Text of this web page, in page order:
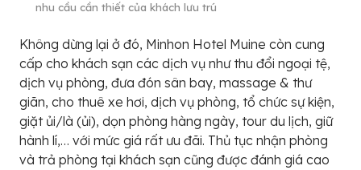
nhu cầu cần thiết của khách lưu trú
Không dừng lại ở đó, Minhon Hotel Muine còn cung
cấp cho khách sạn các dịch vụ như thu đổi ngoại tệ,
dịch vụ phòng, đưa đón sân bay, massage & thư
giãn, cho thuê xe hơi, dịch vụ phòng, tổ chức sự kiện,
giặt ủi/là (ủi), dọn phòng hàng ngày, tour du lịch, giữ
hành lí,… với mức giá rất ưu đãi. Thủ tục nhận phòng
và trả phòng tại khách sạn cũng được đánh giá cao